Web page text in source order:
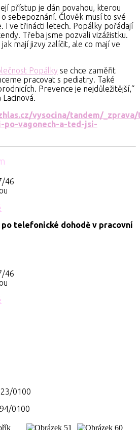
přístup je dán povahou, kterou
sebepoznání. Člověk musí to své
I ve třinácti letech. Popálky pořádají
Třeba jsme pozvali vizážistku.
mají jizvy zalíčit, ale co mají ve
Popálky se chce zaměřit
pracovat s pediatry. Také
Prevence je nejdůležitější,“
vysocina/tandem/
vagonech-a-ted-jsi-
46
telefonické dohodě v pracovní
46
0100
0100